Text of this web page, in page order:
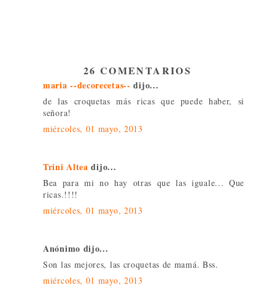
26 COMENTARIOS
maria --decorecetas-- dijo...
de las croquetas más ricas que puede haber, si
señora!
miércoles, 01 mayo, 2013
Trini Altea dijo...
Bea para mi no hay otras que las iguale... Que
ricas.!!!!
miércoles, 01 mayo, 2013
Anónimo dijo...
Son las mejores, las croquetas de mamá. Bss.
miércoles, 01 mayo, 2013